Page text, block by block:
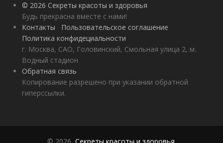
© 2026 Секреты красоты и здоровья
Будь прекрасна вместе с нами!
Контакты
Пользовательское соглашение
Политика конфидециальности
г. Москва, САО, Головинский, Смольная улица 2, м.
Водный стадион
Обратная связь
Копирование разрешено при указании обратной
гиперссылки.